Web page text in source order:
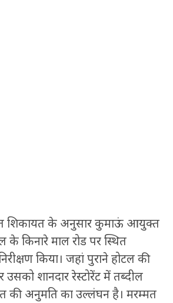
शिकायत के अनुसार कुमाऊं आयुक्त
के किनारे माल रोड पर स्थित
किया। जहां पुराने होटल की
शानदार रेस्टोरेंट में तब्दील
की अनुमति का उल्लंघन है। मरम्मत